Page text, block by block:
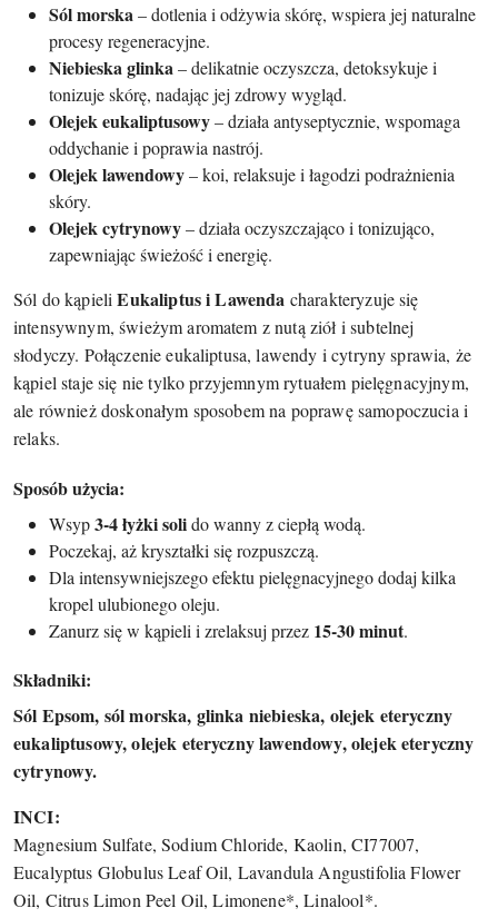
Sól morska– dotlenia i odżywia skórę, wspiera jej naturalne
procesy regeneracyjne.
Niebieska glinka– delikatnie oczyszcza, detoksykuje i
tonizuje skórę, nadając jej zdrowy wygląd.
Olejek eukaliptusowy– działa antyseptycznie, wspomaga
oddychanie i poprawia nastrój.
Olejek lawendowy– koi, relaksuje i łagodzi podrażnienia
skóry.
Olejek cytrynowy– działa oczyszczająco i tonizująco,
zapewniając świeżość i energię.
Sól do kąpieliEukaliptus i Lawenda charakteryzuje się
intensywnym, świeżym aromatem z nutą ziół i subtelnej
słodyczy. Połączenie eukaliptusa, lawendy i cytryny sprawia, że
kąpiel staje się nie tylko przyjemnym rytuałem pielęgnacyjnym,
ale również doskonałym sposobem na poprawę samopoczucia i
relaks.
Sposób użycia:
Wsyp3-4 łyżki solido wanny z ciepłą wodą.
Poczekaj, aż kryształki się rozpuszczą.
Dla intensywniejszego efektu pielęgnacyjnego dodaj kilka
kropel ulubionego oleju.
Zanurz się w kąpieli i zrelaksuj przez 15-30 minut.
Składniki:
Sól Epsom, sól morska, glinka niebieska, olejek eteryczny
eukaliptusowy, olejek eteryczny lawendowy, olejek eteryczny
cytrynowy.
INCI:
Magnesium Sulfate, Sodium Chloride, Kaolin, CI77007,
Eucalyptus Globulus Leaf Oil, Lavandula Angustifolia Flower
Oil, Citrus Limon Peel Oil, Limonene*, Linalool*.